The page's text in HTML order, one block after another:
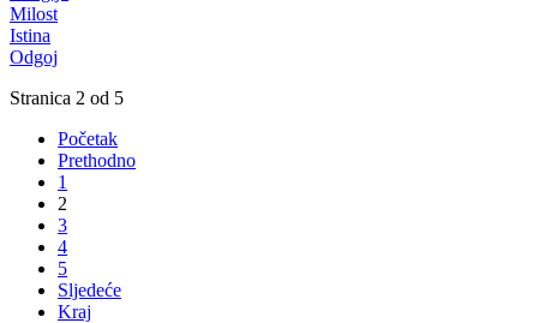
Milost
Istina
Odgoj
Stranica 2 od 5
Početak
Prethodno
1
2
3
4
5
Sljedeće
Kraj